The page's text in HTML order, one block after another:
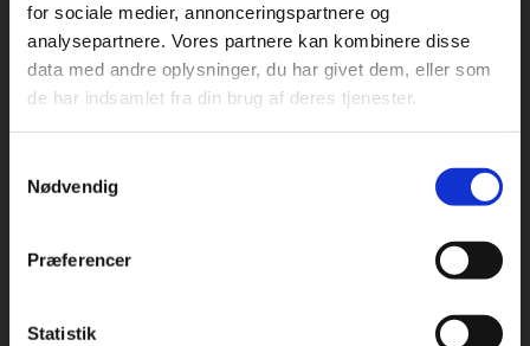
for sociale medier, annonceringspartnere og
analysepartnere. Vores partnere kan kombinere disse
data med andre oplysninger, du har givet dem, eller som
de har indsamlet fra din brug af deres tjenester.
Nødvendig
Præferencer
Statistik
Praxis Forlag A/S
CVR 41280921
København
1120 København K
Kochsgade 31D
Rødekro
For privatkunder og
studerende. Du får
vist priser inkl.
For institutioner og
virksomheder. Du
får vist priser ekskl.